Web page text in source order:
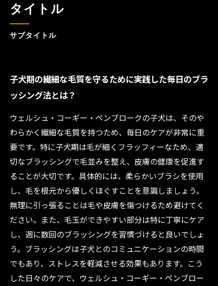
タイトル
サブタイトル
子犬期の繊細な毛質を守るために実践した毎日のブラ
ッシング法とは？
ウェルシュ・コーギー・ペンブロークの子犬は、そのや
わらかく繊細な毛質を持つため、毎日のケアが非常に重
要です。特に子犬期は毛が細くフラッフィーなため、適
切なブラッシングで毛並みを整え、皮膚の健康を促進す
ることが大切です。具体的には、柔らかいブラシを使用
し、毛を根元から優しくほぐすことを意識しましょう。
無理に引っ張ることは毛や皮膚を傷つけるため避けてく
ださい。また、毛玉ができやすい部分は特に丁寧にケア
し、週に数回のブラッシングを習慣づけると良いでしょ
う。ブラッシングは子犬とのコミュニケーションの時間
でもあり、ストレスを軽減させる効果もあります。こう
した日々のケアで、ウェルシュ・コーギー・ペンブロー